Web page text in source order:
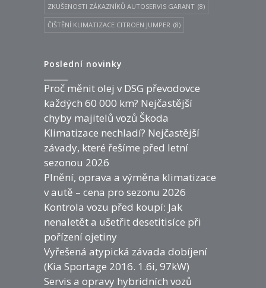
ZKUŠENOSTI ZÁKAZNÍKŮ AUTOSERVIS GARANT (8)
ČIŠTĚNÍ KLIMATIZACE CITROEN JUMPER (8)
Poslední novinky
Proč měnit olej v DSG převodovce
každých 60 000 km? Nejčastější
chyby majitelů vozů Škoda
Klimatizace nechladí? Nejčastější
závady, které řešíme před letní
sezonou 2026
Plnění, oprava a výměna klimatizace
v autě – cena pro sezonu 2026
Kontrola vozu před koupí: Jak
nenaletět a ušetřit desetitisíce při
pořízení ojetiny
Vyřešená atypická závada dobíjení
(Kia Sportage 2016. 1.6i, 97kW)
Servis a opravy hybridních vozů